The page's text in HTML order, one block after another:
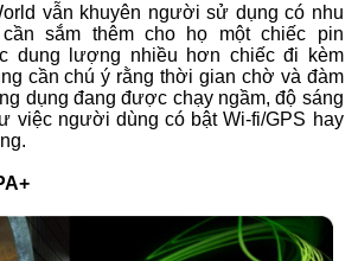
vẫn khuyên người sử dụng có nhu
sắm thêm cho họ một chiếc pin
dung lượng nhiều hơn chiếc đi kèm
cần chú ý rằng thời gian chờ và đàm
dụng đang được chạy ngầm, độ sáng
việc người dùng có bật Wi-fi/GPS hay